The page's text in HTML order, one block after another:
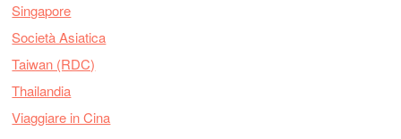
Singapore
Società Asiatica
Taiwan (RDC)
Thailandia
Viaggiare in Cina